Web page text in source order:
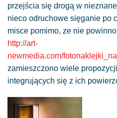
przejścia się drogą w
nieco odruchowe sięganie po
misce pomimo, ze nie
http://art-
newmedia.com/
zamieszczono wiele
integrujących się z ich